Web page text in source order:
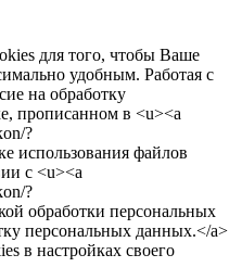
для того, чтобы Ваше
удобным. Работая с
на обработку
прописанном в <u><a
?
использования файлов
с <u><a
?
обработки персональных
персональных данных.</a>
в настройках своего